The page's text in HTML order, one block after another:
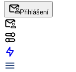
Přihlášení